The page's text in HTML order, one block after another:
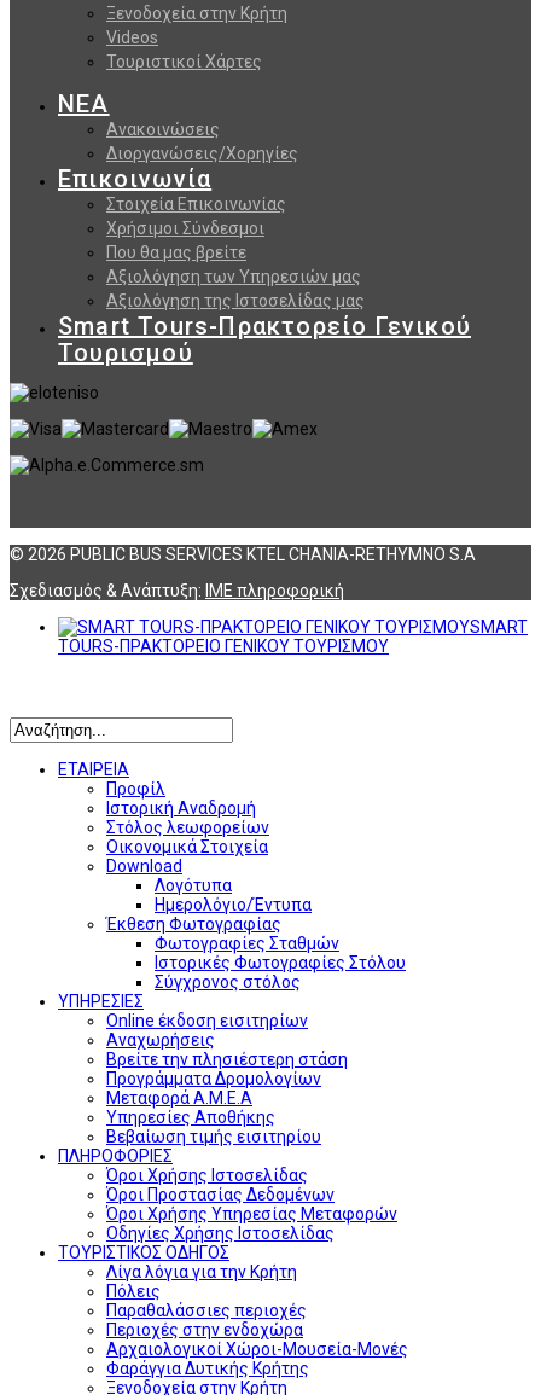
Ξενοδοχεία στην Κρήτη
Videos
Τουριστικοί Χάρτες
ΝΕΑ
Ανακοινώσεις
Διοργανώσεις/Χορηγίες
Επικοινωνία
Στοιχεία Επικοινωνίας
Χρήσιμοι Σύνδεσμοι
Που θα μας βρείτε
Αξιολόγηση των Υπηρεσιών μας
Αξιολόγηση της Ιστοσελίδας μας
Smart Tours-Πρακτορείο Γενικού
Τουρισμού
© 2026 PUBLIC BUS SERVICES KTEL CHANIA-RETHYMNO S.A
Σχεδιασμός & Ανάπτυξη: ΙΜΕ πληροφορική
SMART
TOURS-ΠΡΑΚΤΟΡΕΙΟ ΓΕΝΙΚΟΥ ΤΟΥΡΙΣΜΟΥ
ΕΤΑΙΡΕΙΑ
Προφίλ
Ιστορική Αναδρομή
Στόλος λεωφορείων
Οικονομικά Στοιχεία
Download
Λογότυπα
Ημερολόγιο/Έντυπα
Έκθεση Φωτογραφίας
Φωτογραφίες Σταθμών
Ιστορικές Φωτογραφίες Στόλου
Σύγχρονος στόλος
ΥΠΗΡΕΣΙΕΣ
Online έκδοση εισιτηρίων
Αναχωρήσεις
Βρείτε την πλησιέστερη στάση
Προγράμματα Δρομολογίων
Μεταφορά Α.Μ.Ε.Α
Υπηρεσίες Αποθήκης
Βεβαίωση τιμής εισιτηρίου
ΠΛΗΡΟΦΟΡΙΕΣ
Όροι Χρήσης Ιστοσελίδας
Όροι Προστασίας Δεδομένων
Όροι Χρήσης Υπηρεσίας Μεταφορών
Οδηγίες Χρήσης Ιστοσελίδας
ΤΟΥΡΙΣΤΙΚΟΣ ΟΔΗΓΟΣ
Λίγα λόγια για την Κρήτη
Πόλεις
Παραθαλάσσιες περιοχές
Περιοχές στην ενδοχώρα
Αρχαιολογικοί Χώροι-Μουσεία-Μονές
Φαράγγια Δυτικής Κρήτης
Ξενοδοχεία στην Κρήτη